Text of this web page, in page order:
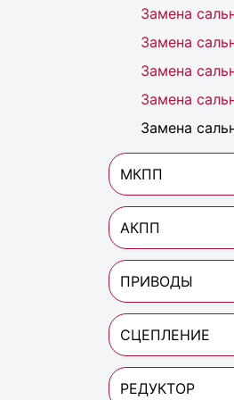
Замена
Замена
Замена
Замена
Замена
МКПП
АКПП
ПРИВОДЫ
СЦЕПЛЕНИЕ
РЕДУКТОР